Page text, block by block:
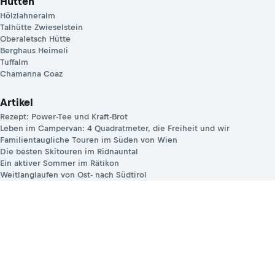
Hölzlahneralm
Talhütte Zwieselstein
Oberaletsch Hütte
Berghaus Heimeli
Tuffalm
Chamanna Coaz
Artikel
Rezept: Power-Tee und Kraft-Brot
Leben im Campervan: 4 Quadratmeter, die Freiheit und wir
Familientaugliche Touren im Süden von Wien
Die besten Skitouren im Ridnauntal
Ein aktiver Sommer im Rätikon
Weitlanglaufen von Ost- nach Südtirol